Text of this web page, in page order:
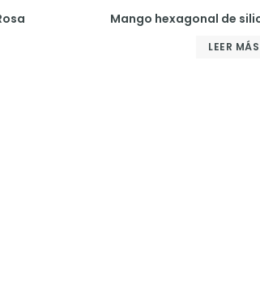
Mango hexagonal de
LEER MÁS